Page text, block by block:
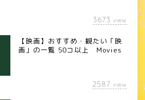
3673 view
【映画】おすすめ・観たい「映
画」の一覧 50コ以上 Movies
2587 view